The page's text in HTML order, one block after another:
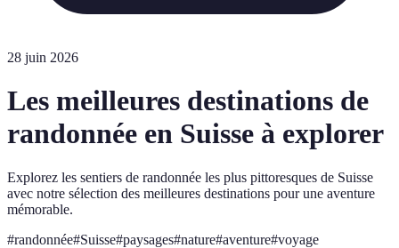
28 juin 2026
Les meilleures destinations de
randonnée en Suisse à explorer
Explorez les sentiers de randonnée les plus pittoresques de Suisse
avec notre sélection des meilleures destinations pour une aventure
mémorable.
#randonnée#Suisse#paysages#nature#aventure#voyage